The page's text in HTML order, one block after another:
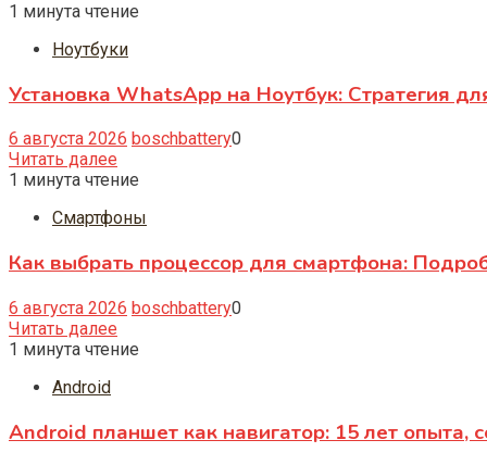
1 минута чтение
Ноутбуки
Установка WhatsApp на Ноутбук: Стратегия
6 августа 2026 boschbattery0
Читать далее
1 минута чтение
Смартфоны
Как выбрать процессор для смартфона:
6 августа 2026 boschbattery0
Читать далее
1 минута чтение
Android
Android планшет как навигатор: 15 лет опыта,